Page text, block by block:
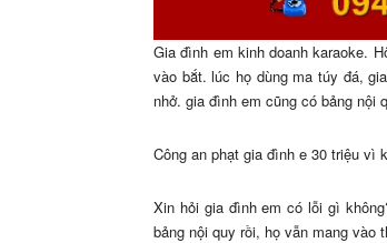
Gia đình em kinh doanh karaoke.
vào bắt. lúc họ dùng ma túy đá,
nhở. gia đình em cũng có bảng nội
Công an phạt gia đình e 30 triệu vì
Xin hỏi gia đình em có lỗi gì
bảng nội quy rồi, họ vẫn mang vào